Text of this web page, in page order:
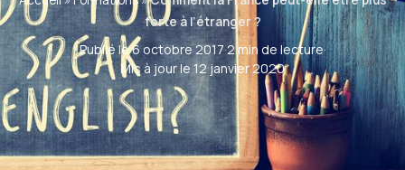
forte à l’étranger ?
Publié le 6 octobre 2017·2 min de lecture·
Mis à jour le 12 janvier 2020